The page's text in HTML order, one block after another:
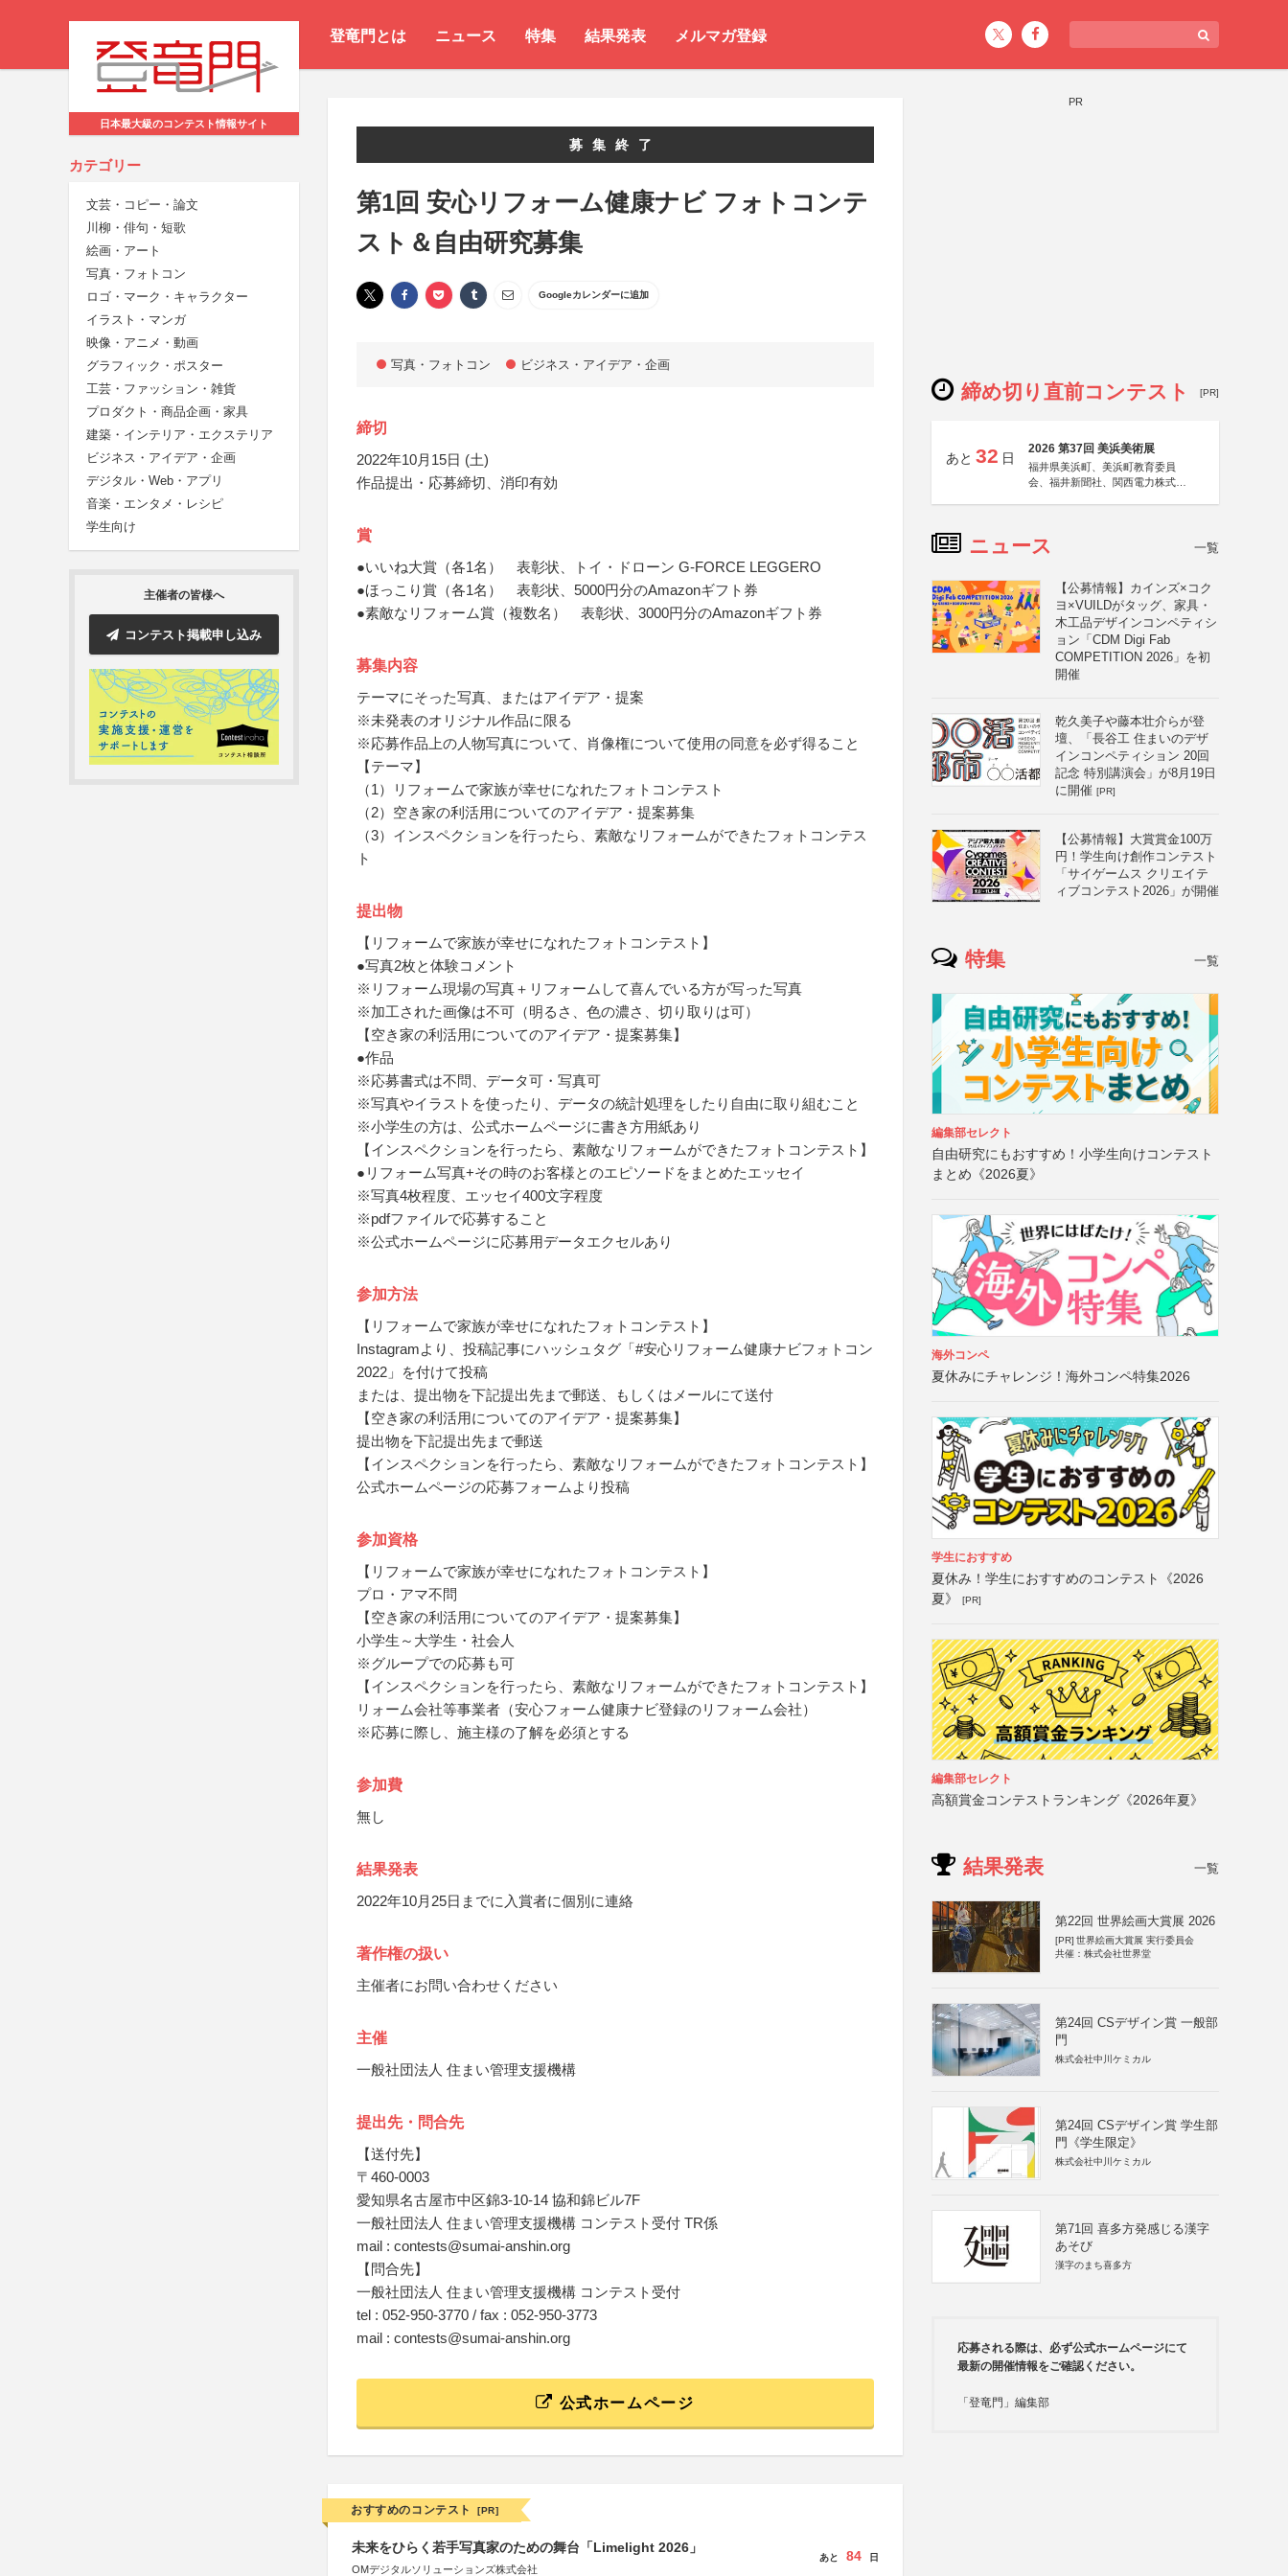
登竜門とは ニュース 特集 結果発表 メルマガ登録
日本最大級のコンテスト情報サイト
カテゴリー
文芸・コピー・論文
川柳・俳句・短歌
絵画・アート
写真・フォトコン
ロゴ・マーク・キャラクター
イラスト・マンガ
映像・アニメ・動画
グラフィック・ポスター
工芸・ファッション・雑貨
プロダクト・商品企画・家具
建築・インテリア・エクステリア
ビジネス・アイデア・企画
デジタル・Web・アプリ
音楽・エンタメ・レシピ
学生向け
主催者の皆様へ
コンテスト掲載申し込み
募集終了
第1回 安心リフォーム健康ナビ フォトコンテ
スト＆自由研究募集
Googleカレンダーに追加
写真・フォトコン ビジネス・アイデア・企画
締切
2022年10月15日 (土)
作品提出・応募締切、消印有効
賞
●いいね大賞（各1名） 表彰状、トイ・ドローン G-FORCE LEGGERO
●ほっこり賞（各1名） 表彰状、5000円分のAmazonギフト券
●素敵なリフォーム賞（複数名） 表彰状、3000円分のAmazonギフト券
募集内容
テーマにそった写真、またはアイデア・提案
※未発表のオリジナル作品に限る
※応募作品上の人物写真について、肖像権について使用の同意を必ず得ること
【テーマ】
（1）リフォームで家族が幸せになれたフォトコンテスト
（2）空き家の利活用についてのアイデア・提案募集
（3）インスペクションを行ったら、素敵なリフォームができたフォトコンテス
ト
提出物
【リフォームで家族が幸せになれたフォトコンテスト】
●写真2枚と体験コメント
※リフォーム現場の写真＋リフォームして喜んでいる方が写った写真
※加工された画像は不可（明るさ、色の濃さ、切り取りは可）
【空き家の利活用についてのアイデア・提案募集】
●作品
※応募書式は不問、データ可・写真可
※写真やイラストを使ったり、データの統計処理をしたり自由に取り組むこと
※小学生の方は、公式ホームページに書き方用紙あり
【インスペクションを行ったら、素敵なリフォームができたフォトコンテスト】
●リフォーム写真+その時のお客様とのエピソードをまとめたエッセイ
※写真4枚程度、エッセイ400文字程度
※pdfファイルで応募すること
※公式ホームページに応募用データエクセルあり
参加方法
【リフォームで家族が幸せになれたフォトコンテスト】
Instagramより、投稿記事にハッシュタグ「#安心リフォーム健康ナビフォトコン
2022」を付けて投稿
または、提出物を下記提出先まで郵送、もしくはメールにて送付
【空き家の利活用についてのアイデア・提案募集】
提出物を下記提出先まで郵送
【インスペクションを行ったら、素敵なリフォームができたフォトコンテスト】
公式ホームページの応募フォームより投稿
参加資格
【リフォームで家族が幸せになれたフォトコンテスト】
プロ・アマ不問
【空き家の利活用についてのアイデア・提案募集】
小学生～大学生・社会人
※グループでの応募も可
【インスペクションを行ったら、素敵なリフォームができたフォトコンテスト】
リォーム会社等事業者（安心フォーム健康ナビ登録のリフォーム会社）
※応募に際し、施主様の了解を必須とする
参加費
無し
結果発表
2022年10月25日までに入賞者に個別に連絡
著作権の扱い
主催者にお問い合わせください
主催
一般社団法人 住まい管理支援機構
提出先・問合先
【送付先】
〒460-0003
愛知県名古屋市中区錦3-10-14 協和錦ビル7F
一般社団法人 住まい管理支援機構 コンテスト受付 TR係
mail : contests@sumai-anshin.org
【問合先】
一般社団法人 住まい管理支援機構 コンテスト受付
tel : 052-950-3770 / fax : 052-950-3773
mail : contests@sumai-anshin.org
公式ホームページ
おすすめのコンテスト [PR]
未来をひらく若手写真家のための舞台「Limelight 2026」
OMデジタルソリューションズ株式会社
あと 84 日
PR
締め切り直前コンテスト [PR]
あと 32 日
2026 第37回 美浜美術展
福井県美浜町、美浜町教育委員
会、福井新聞社、関西電力株式会
ニュース 一覧
【公募情報】カインズ×コク
ヨ×VUILDがタッグ、家具・
木工品デザインコンペティシ
ョン「CDM Digi Fab
COMPETITION 2026」を初
開催
乾久美子や藤本壮介らが登
壇、「長谷工 住まいのデザ
インコンペティション 20回
記念 特別講演会」が8月19日
に開催 [PR]
【公募情報】大賞賞金100万
円！学生向け創作コンテスト
「サイゲームス クリエイテ
ィブコンテスト2026」が開催
特集 一覧
編集部セレクト
自由研究にもおすすめ！小学生向けコンテスト
まとめ《2026夏》
海外コンペ
夏休みにチャレンジ！海外コンペ特集2026
学生におすすめ
夏休み！学生におすすめのコンテスト《2026
夏》
[PR]
編集部セレクト
高額賞金コンテストランキング《2026年夏》
結果発表 一覧
第22回 世界絵画大賞展 2026
[PR] 世界絵画大賞展 実行委員会
共催：株式会社世界堂
第24回 CSデザイン賞 一般部
門
株式会社中川ケミカル
第24回 CSデザイン賞 学生部
門《学生限定》
株式会社中川ケミカル
第71回 喜多方発感じる漢字
あそび
漢字のまち喜多方
応募される際は、必ず公式ホームページにて
最新の開催情報をご確認ください。
「登竜門」編集部